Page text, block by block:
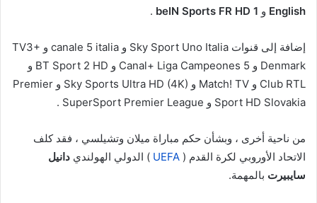
English و beIN Sports FR HD 1
.
إضافة إلى قنوات Sky Sport Uno Italia و canale 5 italia و TV3+
Denmark و Canal+ Liga Campeones 5 و BT Sport 2 HD و
Club RTL و Match! TV و Sky Sports Ultra HD (4K) و Premier
Sport HD Slovakia و SuperSport Premier League .
من ناحية أخرى ، وبشأن حكم مباراة ميلان وتشيلسي ، فقد كلف
الاتحاد الأوروبي لكرة القدم ( UEFA ) الدولي الهولندي دانيل
سايبيرت بالمهمة.